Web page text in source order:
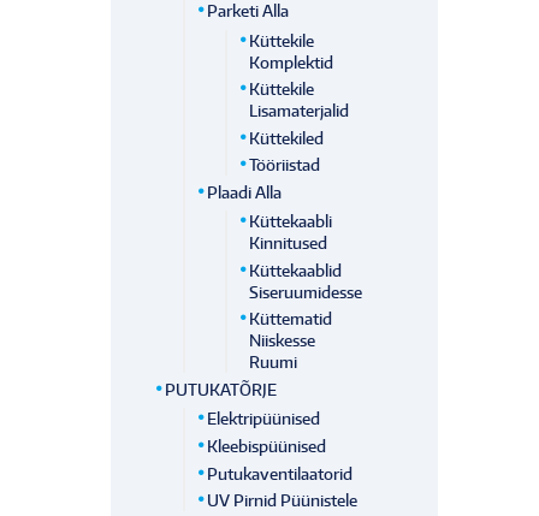
Parketi Alla
Küttekile
Komplektid
Küttekile
Lisamaterjalid
Küttekiled
Tööriistad
Plaadi Alla
Küttekaabli
Kinnitused
Küttekaablid
Siseruumidesse
Küttematid
Niiskesse
Ruumi
PUTUKATÕRJE
Elektripüünised
Kleebispüünised
Putukaventilaatorid
UV Pirnid Püünistele